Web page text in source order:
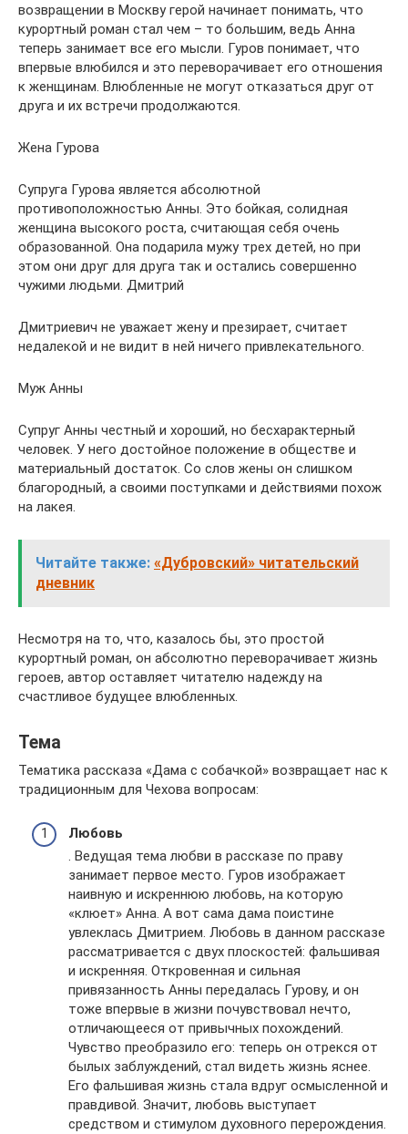
возвращении в Москву герой начинает понимать, что
курортный роман стал чем – то большим, ведь Анна
теперь занимает все его мысли. Гуров понимает, что
впервые влюбился и это переворачивает его отношения
к женщинам. Влюбленные не могут отказаться друг от
друга и их встречи продолжаются.
Жена Гурова
Супруга Гурова является абсолютной
противоположностью Анны. Это бойкая, солидная
женщина высокого роста, считающая себя очень
образованной. Она подарила мужу трех детей, но при
этом они друг для друга так и остались совершенно
чужими людьми. Дмитрий
Дмитриевич не уважает жену и презирает, считает
недалекой и не видит в ней ничего привлекательного.
Муж Анны
Супруг Анны честный и хороший, но бесхарактерный
человек. У него достойное положение в обществе и
материальный достаток. Со слов жены он слишком
благородный, а своими поступками и действиями похож
на лакея.
Читайте также: «Дубровский» читательский
дневник
Несмотря на то, что, казалось бы, это простой
курортный роман, он абсолютно переворачивает жизнь
героев, автор оставляет читателю надежду на
счастливое будущее влюбленных.
Тема
Тематика рассказа «Дама с собачкой» возвращает нас к
традиционным для Чехова вопросам:
Любовь
. Ведущая тема любви в рассказе по праву
занимает первое место. Гуров изображает
наивную и искреннюю любовь, на которую
«клюет» Анна. А вот сама дама поистине
увлеклась Дмитрием. Любовь в данном рассказе
рассматривается с двух плоскостей: фальшивая
и искренняя. Откровенная и сильная
привязанность Анны передалась Гурову, и он
тоже впервые в жизни почувствовал нечто,
отличающееся от привычных похождений.
Чувство преобразило его: теперь он отрекся от
былых заблуждений, стал видеть жизнь яснее.
Его фальшивая жизнь стала вдруг осмысленной и
правдивой. Значит, любовь выступает
средством и стимулом духовного перерождения.